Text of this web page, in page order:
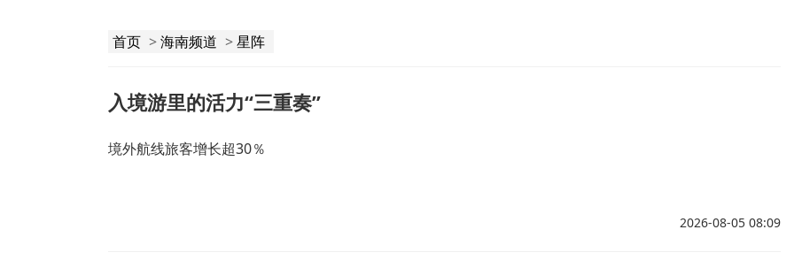
首页 >海南频道 >星阵
入境游里的活力“三重奏”
境外航线旅客增长超30％
2026-08-05 08:09